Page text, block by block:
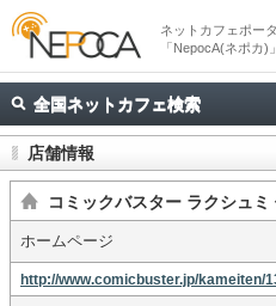
ネットカフェポー
「NepocA(ネポカ)」
全国ネットカフェ検索
店舗情報
コミックバスター ラクシュミ
ホームページ
http://www.comicbuster.jp/kameiten/